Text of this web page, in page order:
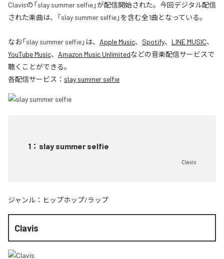
Clavisの「slay summer selfie」が配信開始された。今回デジタル配信
された楽曲は、「slay summer selfie」を含む全1曲となっている。
なお「slay summer selfie」は、 Apple Music、 Spotify、 LINE MUSIC、
YouTube Music、 Amazon Music Unlimitedなどの音楽配信サービスで
聴くことができる。
各配信サービス： slay summer selfie
1 ： slay summer selfie
Clavis
ジャンル： ヒップホップ/ラップ
Clavis